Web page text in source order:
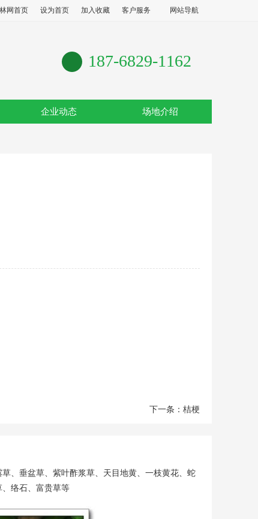
网首页 设为首页 加入收藏 客户服务 网站导航
187-6829-1162
企业动态 场地介绍
下一条：桔梗
、垂盆草、紫叶酢浆草、天目地黄、一枝黄花、蛇
络石、富贵草等